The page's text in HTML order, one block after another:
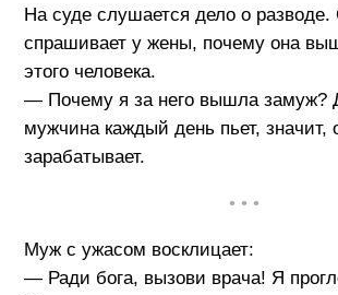
На суде слушается дело о разводе.
спрашивает у жены, почему она
этого человека.
— Почему я за него вышла замуж?
мужчина каждый день пьет, значит,
зарабатывает.
• • •
Муж с ужасом восклицает:
— Ради бога, вызови врача! Я